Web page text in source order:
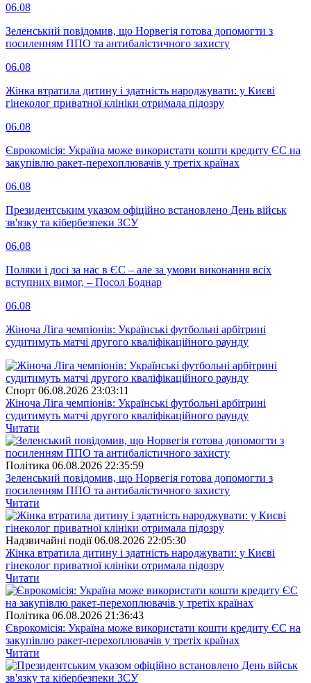
06.08
Зеленський повідомив, що Норвегія готова допомогти з
посиленням ППО та антибалістичного захисту
06.08
Жінка втратила дитину і здатність народжувати: у Києві
гінеколог приватної клініки отримала підозру
06.08
Єврокомісія: Україна може використати кошти кредиту ЄС на
закупівлю ракет-перехоплювачів у третіх країнах
06.08
Президентським указом офіційно встановлено День військ
зв'язку та кібербезпеки ЗСУ
06.08
Поляки і досі за нас в ЄС – але за умови виконання всіх
вступних вимог, – Посол Боднар
06.08
Жіноча Ліга чемпіонів: Українські футбольні арбітрині
судитимуть матчі другого кваліфікаційного раунду
Спорт 06.08.2026 23:03:11
Жіноча Ліга чемпіонів: Українські футбольні арбітрині
судитимуть матчі другого кваліфікаційного раунду
Читати
Полiтика 06.08.2026 22:35:59
Зеленський повідомив, що Норвегія готова допомогти з
посиленням ППО та антибалістичного захисту
Читати
Надзвичайні події 06.08.2026 22:05:30
Жінка втратила дитину і здатність народжувати: у Києві
гінеколог приватної клініки отримала підозру
Читати
Полiтика 06.08.2026 21:36:43
Єврокомісія: Україна може використати кошти кредиту ЄС на
закупівлю ракет-перехоплювачів у третіх країнах
Читати